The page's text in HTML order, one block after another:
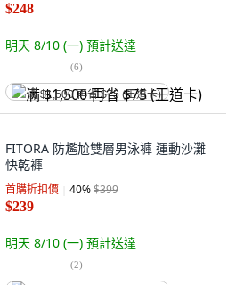
$248
明天 8/10 (一) 預計送達
(6)
满 $1,500 再省 $75 (王道卡)
FITORA 防尷尬雙層男泳褲 運動沙灘
快乾褲
首購折扣價 40%$399
$239
明天 8/10 (一) 預計送達
(2)